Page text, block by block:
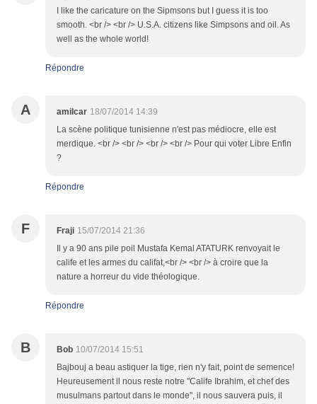
I like the caricature on the Sipmsons but I guess it is too
smooth. <br /> <br /> U.S.A. citizens like Simpsons and oil. As
well as the whole world!
Répondre
A amilcar 18/07/2014 14:39
La scène politique tunisienne n'est pas médiocre, elle est
merdique. <br /> <br /> <br /> <br /> Pour qui voter Libre Enfin
?
Répondre
F Fraji 15/07/2014 21:36
Il y a 90 ans pile poil Mustafa Kemal ATATURK renvoyait le
calife et les armes du califat,<br /> <br /> à croire que la
nature a horreur du vide théologique.
Répondre
B Bob 10/07/2014 15:51
Bajbouj a beau astiquer la tige, rien n'y fait, point de semence!
Heureusement il nous reste notre ''Calife Ibrahim, et chef des
musulmans partout dans le monde'', il nous sauvera puis, il